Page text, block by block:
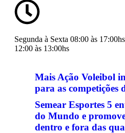
Segunda à Sexta 08:00 às
12:00 às 13:00hs
Mais Ação Voleibol
para as competições
Semear Esportes 5
do Mundo e
dentro e fora das